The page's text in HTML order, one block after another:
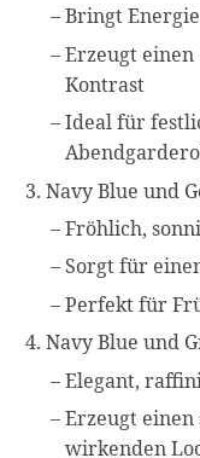
Bringt
Erzeugt
Kontrast
Ideal für
Navy Blue und
Fröhlich,
Sorgt für
Perfekt für
Navy Blue und
Elegant,
Erzeugt
wirkenden